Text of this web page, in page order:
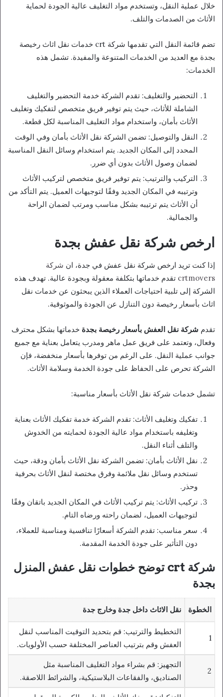
خلال عملية النقل، وتستخدم مواد التغليف عالية الجودة لحماية
الأثاث من الصدمات والتلف.
تضم قائمة النقل التي تقدمها شركة crt خدمات نقل اثاث رخيصة
بجدة مع العديد من الخدمات المتنوعة والمفيدة. تشمل هذه
الخدمات:
التحضير والتغليف: تقدم الشركة خدمة التحضير والتغليف
الشاملة للأثاث، حيث يتم توفير فريق متخصص لتفكيك وتغليف
الأثاث بأمان، واستخدام مواد التغليف المناسبة لكل قطعة.
النقل والتوصيل: تضمن الشركة نقل الأثاث بأمان وفي الوقت
المحدد إلى المكان الجديد. يتم استخدام وسائل النقل المناسبة
لضمان وصول الأثاث بدون أي ضرر.
التركيب والترتيب: يتم توفير فريق متخصص لتركيب الأثاث
وترتيبه في المكان الجديد وفقًا لتوجيهات العميل. يتم التأكد من
أن الأثاث يتم ترتيبه بشكل مناسب ومرتب لضمان الراحة
والجمالية.
ارخص شركة نقل عفش بجدة
إذا كنت تريد ارخص شركة نقل عفش في جدة، ان شركة
crtmovers تقدم خدماتها بتكلفة معقولة وبجودة عالية. تهدف هذه
الشركة إلى تلبية احتياجات العملاء الذين يبحثون عن خدمات نقل
اثاث بأسعار رخيصة دون التنازل عن الجودة والموثوقية.
تقدم شركة نقل العفش بأسعار رخيصة بجدة خدماتها بشكل محترف
وفعال، وتعتمد على فريق عمل ماهر ومدرب يتعامل بعناية مع جميع
جوانب عملية النقل. على الرغم من توفرها بأسعار منخفضة، فإن
الشركة تحرص على الحفاظ على جودة الخدمة وسلامة الأثاث.
تشمل خدمات شركة نقل الأثاث بأسعار مناسبة:
تفكيك وتغليف الأثاث: تقدم الشركة خدمة تفكيك الأثاث بعناية
وتغليفه باستخدام مواد عالية الجودة لحمايته من الخدوش
والتلف أثناء النقل.
نقل الأثاث بأمان: تضمن الشركة نقل الأثاث بأمان ودقة، حيث
تستخدم وسائل نقل ملائمة وفرق مختصة لنقل الأثاث بحرفية
وحذر.
تركيب الأثاث: يتم تركيب الأثاث في المكان الجديد باتقان وفقًا
لتوجيهات العميل، لضمان راحته ورضاه التام.
سعر مناسب: تقدم الشركة أسعارًا تنافسية ومناسبة للعملاء،
دون التأثير على جودة الخدمة المقدمة.
شركة crt توضح خطوات نقل عفش المنزل
بجدة
الخطوة نقل الاثاث داخل جدة وخارج جدة
1
التخطيط والترتيب: قم بتحديد التوقيت المناسب لنقل
العفش وقم بترتيب العناصر المختلفة حسب الأولويات.
2
التجهيز: قم بشراء مواد التغليف المناسبة مثل
الصناديق، والفقاعات البلاستيكية، والشرائط اللاصقة.